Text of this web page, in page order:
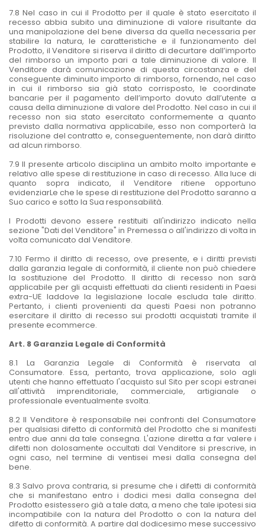
7.8 Nel caso in cui il Prodotto per il quale è stato esercitato il
recesso abbia subito una diminuzione di valore risultante da
una manipolazione del bene diversa da quella necessaria per
stabilire la natura, le caratteristiche e il funzionamento del
Prodotto, il Venditore si riserva il diritto di decurtare dall’importo
del rimborso un importo pari a tale diminuzione di valore. Il
Venditore darà comunicazione di questa circostanza e del
conseguente diminuito importo di rimborso, fornendo, nel caso
in cui il rimborso sia già stato corrisposto, le coordinate
bancarie per il pagamento dell’importo dovuto dall’utente a
causa della diminuzione di valore del Prodotto. Nel caso in cui il
recesso non sia stato esercitato conformemente a quanto
previsto dalla normativa applicabile, esso non comporterà la
risoluzione del contratto e, conseguentemente, non darà diritto
ad alcun rimborso.
7.9 Il presente articolo disciplina un ambito molto importante e
relativo alle spese di restituzione in caso di recesso. Alla luce di
quanto sopra indicato, il Venditore ritiene opportuno
evidenziarLe che le spese di restituzione del Prodotto saranno a
Suo carico e sotto la Sua responsabilità.
I Prodotti devono essere restituiti all'indirizzo indicato nella
sezione "Dati del Venditore" in Premessa o all'indirizzo di volta in
volta comunicato dal Venditore.
7.10 Fermo il diritto di recesso, ove presente, e i diritti previsti
dalla garanzia legale di conformità, il cliente non può chiedere
la sostituzione del Prodotto. Il diritto di recesso non sarà
applicabile per gli acquisti effettuati da clienti residenti in Paesi
extra-UE laddove la legislazione locale escluda tale diritto.
Pertanto, i clienti provenienti da questi Paesi non potranno
esercitare il diritto di recesso sui prodotti acquistati tramite il
presente ecommerce.
Art. 8 Garanzia Legale di Conformità
8.1 La Garanzia Legale di Conformità è riservata al
Consumatore. Essa, pertanto, trova applicazione, solo agli
utenti che hanno effettuato l'acquisto sul Sito per scopi estranei
all'attività imprenditoriale, commerciale, artigianale o
professionale eventualmente svolta.
8.2 Il Venditore è responsabile nei confronti del Consumatore
per qualsiasi difetto di conformità del Prodotto che si manifesti
entro due anni da tale consegna. L'azione diretta a far valere i
difetti non dolosamente occultati dal Venditore si prescrive, in
ogni caso, nel termine di ventisei mesi dalla consegna del
bene.
8.3 Salvo prova contraria, si presume che i difetti di conformità
che si manifestano entro i dodici mesi dalla consegna del
Prodotto esistessero già a tale data, a meno che tale ipotesi sia
incompatibile con la natura del Prodotto o con la natura del
difetto di conformità. A partire dal dodicesimo mese successivo